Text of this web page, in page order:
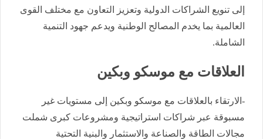
إلى تنويع الشراكات الدولية وتعزيز التعاون مع مختلف القوى
العالمية بما يخدم المصالح الوطنية ويدعم جهود التنمية
الشاملة.
العلاقات مع موسكو وبكين
-الارتقاء بالعلاقات مع موسكو وبكين إلى مستويات غير
مسبوقة عبر شراكات استراتيجية ومشروعات كبرى شملت
مجالات الطاقة والصناعة والاستثمار والبنية التحتية